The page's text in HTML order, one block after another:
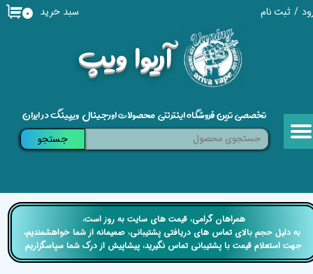
/ ثبت نام
حساب کاربری من
خروج از حساب کاربری
​آریوا ویپ
۰ سبد خرید
تخصصی ترین فروشگاه اینترنتی محصولات اورجینال ویپینگ در ایران
جستجو
​​همراهان گرامی، قیمت های سایت به روز است،
​​​​​​​ به دلیل حجم بالای تماس های دریافتی پشتیبانی، صمیمانه از شما خواهشمندیم،
جهت استعلام قیمت با پشتیبانی تماس نگیرید، پیشاپیش از درک شما سپاسگزاریم